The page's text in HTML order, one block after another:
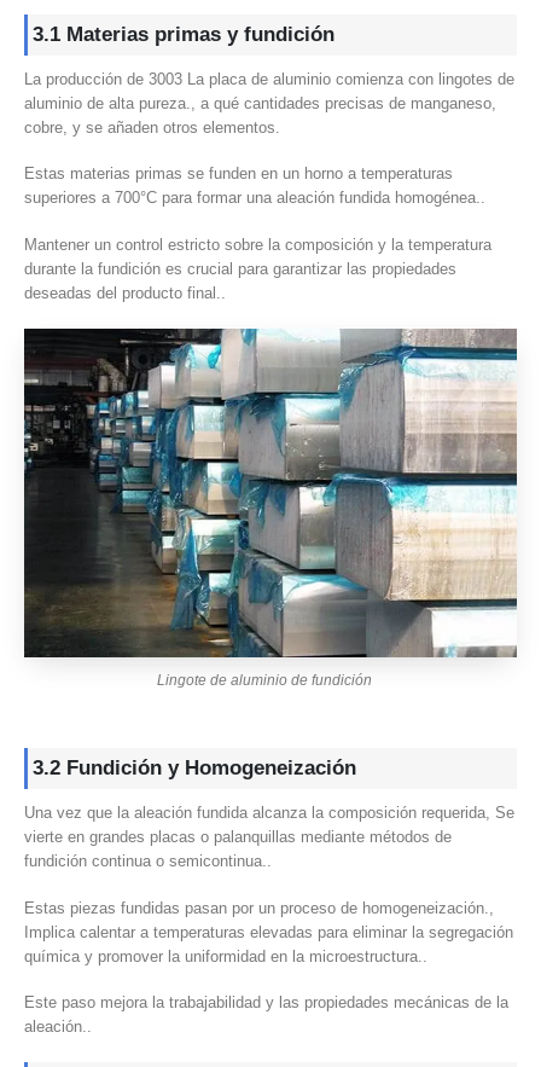
3.1 Materias primas y fundición
La producción de 3003 La placa de aluminio comienza con lingotes de
aluminio de alta pureza., a qué cantidades precisas de manganeso,
cobre, y se añaden otros elementos.
Estas materias primas se funden en un horno a temperaturas
superiores a 700°C para formar una aleación fundida homogénea..
Mantener un control estricto sobre la composición y la temperatura
durante la fundición es crucial para garantizar las propiedades
deseadas del producto final..
Lingote de aluminio de fundición
3.2 Fundición y Homogeneización
Una vez que la aleación fundida alcanza la composición requerida, Se
vierte en grandes placas o palanquillas mediante métodos de
fundición continua o semicontinua..
Estas piezas fundidas pasan por un proceso de homogeneización.,
Implica calentar a temperaturas elevadas para eliminar la segregación
química y promover la uniformidad en la microestructura..
Este paso mejora la trabajabilidad y las propiedades mecánicas de la
aleación..